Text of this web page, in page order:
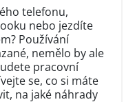
telefonu,
nebo jezdíte
Používání
nemělo by ale
pracovní
se, co si máte
na jaké náhrady